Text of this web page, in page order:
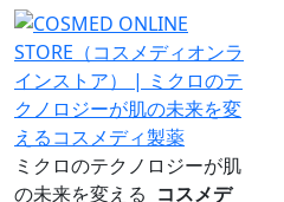
ミクロのテクノロジーが肌
の未来を変える コスメデ